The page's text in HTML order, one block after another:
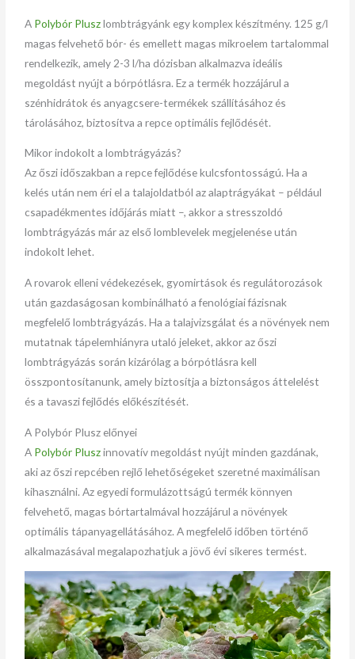
A Polybór Pluszlombtrágyánk egy komplex készítmény. 125 g/l
magas felvehető bór- és emellett magas mikroelem tartalommal
rendelkezik, amely 2-3 l/ha dózisban alkalmazva ideális
megoldást nyújt a bórpótlásra. Ez a termék hozzájárul a
szénhidrátok és anyagcsere-termékek szállításához és
tárolásához, biztosítva a repce optimális fejlődését.
Mikor indokolt a lombtrágyázás?
Az őszi időszakban a repce fejlődése kulcsfontosságú. Ha a
kelés után nem éri el a talajoldatból az alaptrágyákat – például
csapadékmentes időjárás miatt –, akkor a stresszoldó
lombtrágyázás már az első lomblevelek megjelenése után
indokolt lehet.
A rovarok elleni védekezések, gyomirtások és regulátorozások
után gazdaságosan kombinálható a fenológiai fázisnak
megfelelő lombtrágyázás. Ha a talajvizsgálat és a növények nem
mutatnak tápelemhiányra utaló jeleket, akkor az őszi
lombtrágyázás során kizárólag a bórpótlásra kell
összpontosítanunk, amely biztosítja a biztonságos áttelelést
és a tavaszi fejlődés előkészítését.
A Polybór Plusz előnyei
A Polybór Pluszinnovatív megoldást nyújt minden gazdának,
aki az őszi repcében rejlő lehetőségeket szeretné maximálisan
kihasználni. Az egyedi formulázottságú termék könnyen
felvehető, magas bórtartalmával hozzájárul a növények
optimális tápanyagellátásához. A megfelelő időben történő
alkalmazásával megalapozhatjuk a jövő évi sikeres termést.